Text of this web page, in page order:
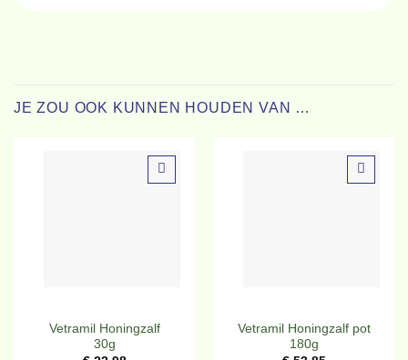
JE ZOU OOK KUNNEN HOUDEN VAN …
Vetramil Honingzalf
30g
Vetramil Honingzalf pot
180g